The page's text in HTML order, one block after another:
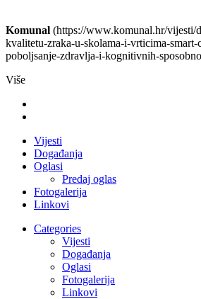
Komunal (https://www.komunal.hr/vijesti/
kvalitetu-zraka-u-skolama-i-vrticima-smart-
poboljsanje-zdravlja-i-kognitivnih-
Više
Vijesti
Događanja
Oglasi
Predaj oglas
Fotogalerija
Linkovi
Categories
Vijesti
Događanja
Oglasi
Fotogalerija
Linkovi